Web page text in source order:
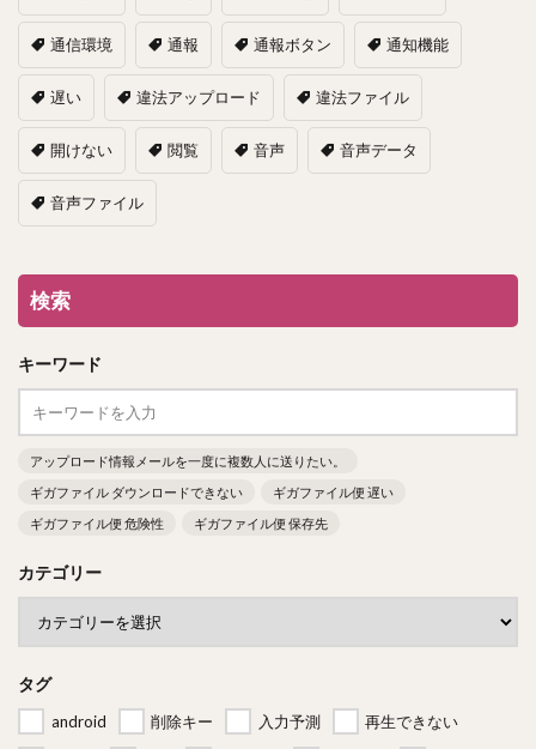
通信環境 通報 通報ボタン 通知機能
遅い 違法アップロード 違法ファイル
開けない 閲覧 音声 音声データ
音声ファイル
検索
キーワード
アップロード情報メールを一度に複数人に送りたい。
ギガファイル ダウンロードできない
ギガファイル便 遅い
ギガファイル便 危険性
ギガファイル便 保存先
カテゴリー
タグ
android 削除キー 入力予測
再生できない